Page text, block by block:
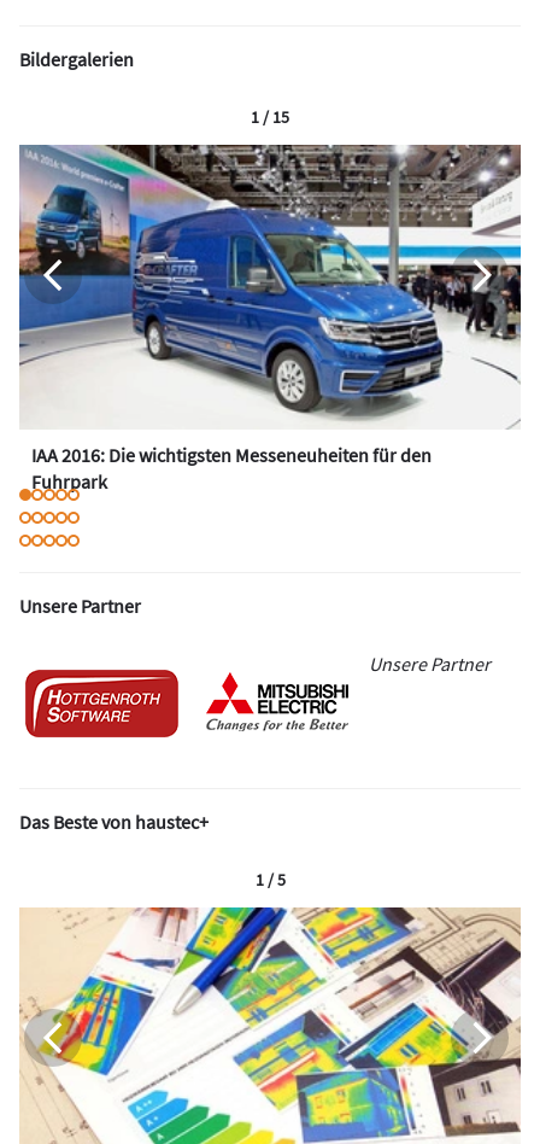
Bildergalerien
IAA 2016: Die wichtigsten Messeneuheiten für den
Fuhrpark
1 / 15
Unsere Partner
Unsere Partner
Das Beste von haustec+
1 / 5